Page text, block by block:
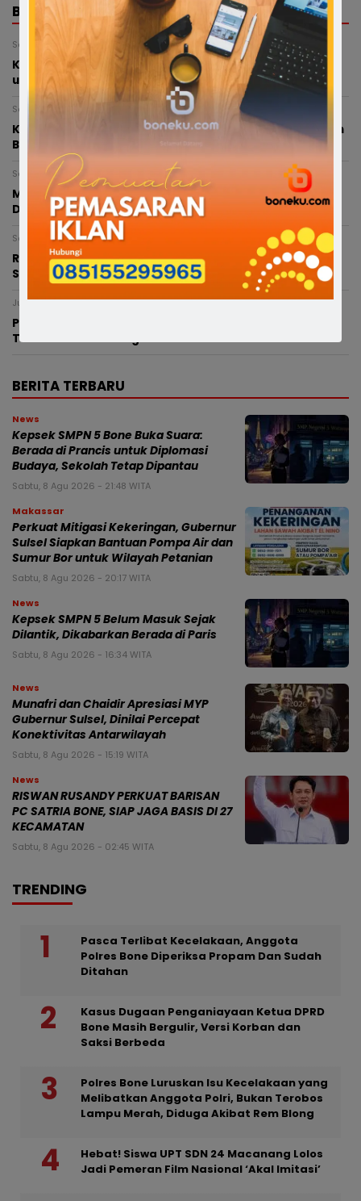
BERITA TERKAIT
Sabtu, 8 Agustus 2026 - 21:48 WITA
Kepsek SMPN 5 Bone Buka Suara: Berada di Prancis
untuk Diplomasi Budaya, Sekolah Tetap Dipantau
Sabtu, 8 Agustus 2026 - 16:34 WITA
Kepsek SMPN 5 Belum Masuk Sejak Dilantik, Dikabarkan
Berada di Paris
Sabtu, 8 Agustus 2026 - 15:19 WITA
Munafri dan Chaidir Apresiasi MYP Gubernur Sulsel,
Dinilai Percepat Konektivitas Antarwilayah
Sabtu, 8 Agustus 2026 - 02:45 WITA
RISWAN RUSANDY PERKUAT BARISAN PC SATRIA BONE,
SIAP JAGA BASIS DI 27 KECAMATAN
Jumat, 7 Agustus 2026 - 18:12 WITA
Petani Bone Menjerit Akibat Kekeringan, Pemkab
Turunkan Mobil Tangki ke Lahan Pertanian
BERITA TERBARU
News
Kepsek SMPN 5 Bone Buka Suara:
Berada di Prancis untuk Diplomasi
Budaya, Sekolah Tetap Dipantau
Sabtu, 8 Agu 2026 - 21:48 WITA
Makassar
Perkuat Mitigasi Kekeringan, Gubernur
Sulsel Siapkan Bantuan Pompa Air dan
Sumur Bor untuk Wilayah Petanian
Sabtu, 8 Agu 2026 - 20:17 WITA
News
Kepsek SMPN 5 Belum Masuk Sejak
Dilantik, Dikabarkan Berada di Paris
Sabtu, 8 Agu 2026 - 16:34 WITA
News
Munafri dan Chaidir Apresiasi MYP
Gubernur Sulsel, Dinilai Percepat
Konektivitas Antarwilayah
Sabtu, 8 Agu 2026 - 15:19 WITA
News
RISWAN RUSANDY PERKUAT BARISAN
PC SATRIA BONE, SIAP JAGA BASIS DI 27
KECAMATAN
Sabtu, 8 Agu 2026 - 02:45 WITA
TRENDING
Pasca Terlibat Kecelakaan, Anggota
Polres Bone Diperiksa Propam Dan Sudah
Ditahan
Kasus Dugaan Penganiayaan Ketua DPRD
Bone Masih Bergulir, Versi Korban dan
Saksi Berbeda
Polres Bone Luruskan Isu Kecelakaan yang
Melibatkan Anggota Polri, Bukan Terobos
Lampu Merah, Diduga Akibat Rem Blong
Hebat! Siswa UPT SDN 24 Macanang Lolos
Jadi Pemeran Film Nasional ‘Akal Imitasi’